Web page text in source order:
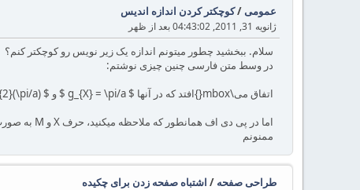
عمومی /کوچکتر کردن اندازه اندیس
ژانویه 31, 2011, 04:43:02 بعد از ظهر
سلام. ببخشید چطور میتونم اندازه یک زیر نویس رو کوچکتر کنم؟
در وسط متن فارسی چنین چیزی نوشتم:
اتفاق می\mbox{}افتد که در آنها $ g_{X} = \pi/a $ و $ g_{M} = \sqrt{2}(\pi/a) $
اما در پی دی اف همانطور که ملاحظه میکنید، حرف X و M به صورت اندیس واضح نیستند. چطور میتونم کوچکترشون کنم تا بصورت اندیس شوند؟
ممنونم
طراحی صفحه / اشتباه صفحه زدن برای چکیده